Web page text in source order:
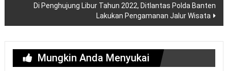
Di Penghujung Libur Tahun 2022, Ditlantas Polda Banten
Lakukan Pengamanan Jalur Wisata
Mungkin Anda Menyukai